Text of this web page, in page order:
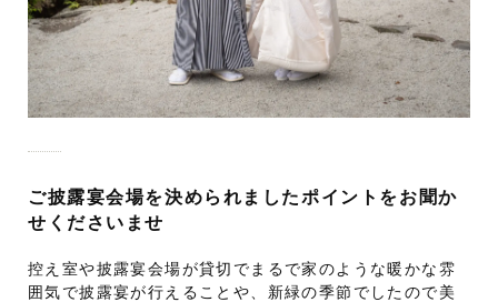
ご披露宴会場を決められましたポイントをお聞か
せくださいませ
控え室や披露宴会場が貸切でまるで家のような暖かな雰
囲気で披露宴が行えることや、新緑の季節でしたので美